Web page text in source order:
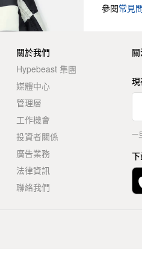
參閱常見
關於我們
Hypebeast 集團
媒體中心
管理層
工作機會
投資者關係
廣告業務
法律資訊
聯絡我們
一